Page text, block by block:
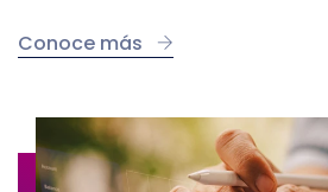
Conoce más